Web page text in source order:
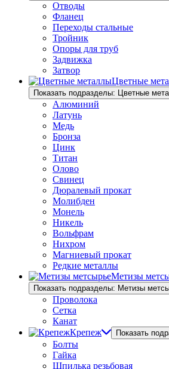
Отводы
Фланец
Переходы стальные
Тройник
Опоры для труб
Задвижка
Затвор
Цветные
Показать подразделы: Цветные
Алюминий
Латунь
Медь
Бронза
Цинк
Титан
Олово
Свинец
Дюралевый прокат
Молибден
Монель
Никель
Вольфрам
Нихром
Магниевый прокат
Редкие металлы
Метизы
Показать подразделы: Метизы
Проволока
Сетка
Канат
Крепеж
Показать
Болты
Гайка
Шпилька резьбовая